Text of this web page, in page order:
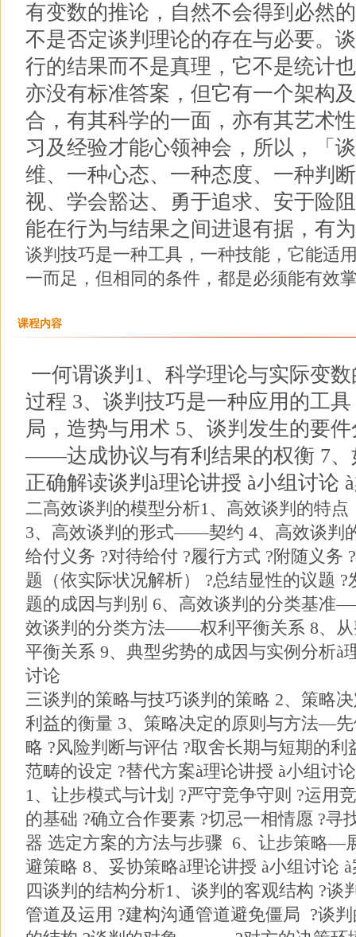
有变数的推论，自然不会得到必然
不是否定谈判理论的存在与必要。
行的结果而不是真理，它不是统计
亦没有标准答案，但它有一个架构
合，有其科学的一面，亦有其艺术
习及经验才能心领神会，所以，「
维、一种心态、一种态度、一种判
视、学会豁达、勇于追求、安于险
能在行为与结果之间进退有据，有
谈判技巧是一种工具，一种技能，它能适
一而足，但相同的条件，都是必须能有效
课程内容
一何谓谈判1、科学理论与实际变
过程 3、谈判技巧是一种应用的工
局，造势与用术 5、谈判发生的要
——达成协议与有利结果的权衡 7、
正确解读谈判à理论讲授 à小组讨论
二高效谈判的模型分析1、高效谈判的特
3、高效谈判的形式——契约 4、高效谈判
给付义务 ?对待给付 ?履行方式 ?附随义务
题（依实际状况解析） ?总结显性的议题
题的成因与判别 6、高效谈判的分类基准
效谈判的分类方法——权利平衡关系 8、
平衡关系 9、典型劣势的成因与实例分析à
讨论
三谈判的策略与技巧谈判的策略 2、策略
利益的衡量 3、策略决定的原则与方法—
略 ?风险判断与评估 ?取舍长期与短期的利
范畴的设定 ?替代方案à理论讲授 à小组讨
1、让步模式与计划 ?严守竞争守则 ?运用
的基础 ?确立合作要素 ?切忌一相情愿 ?寻
器 选定方案的方法与步骤 6、让步策略—
避策略 8、妥协策略à理论讲授 à小组讨论
四谈判的结构分析1、谈判的客观结构 ?谈
管道及运用 ?建构沟通管道避免僵局 ?谈